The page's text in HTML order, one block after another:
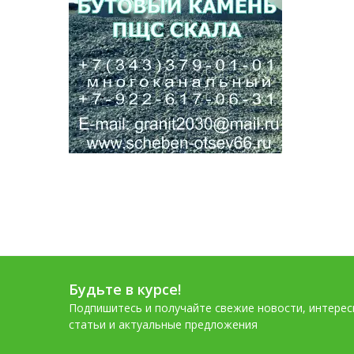
Будьте в курсе!
Подпишитесь и получайте свежие новости,
статьи и актуальные предложения